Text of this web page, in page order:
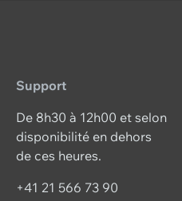
Support
De 8h30 à 12h00 et selon
disponibilité en dehors
de ces heures.
+41 21 566 73 90